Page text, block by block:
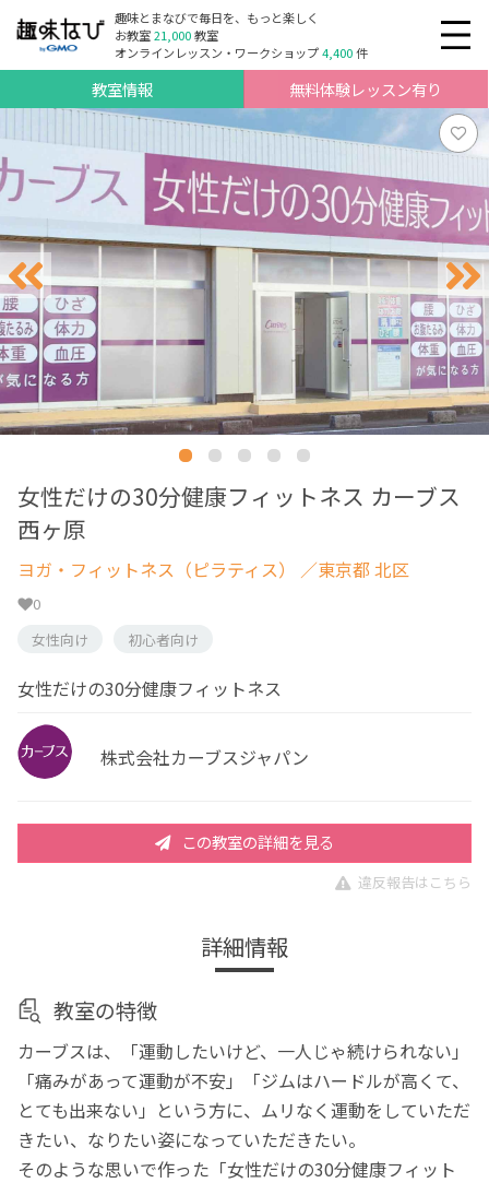
趣味とまなびで毎日を、もっと楽しく
お教室21,000教室
オンラインレッスン・ワークショップ4,400件
教室情報 無料体験レッスン有り
女性だけの30分健康フィットネス カーブス
西ヶ原
ヨガ・フィットネス（ピラティス） ／東京都 北区
0
女性向け
初心者向け
女性だけの30分健康フィットネス
株式会社カーブスジャパン
この教室の詳細を見る
違反報告はこちら
詳細情報
教室の特徴
カーブスは、「運動したいけど、一人じゃ続けられない」
「痛みがあって運動が不安」「ジムはハードルが高くて、
とても出来ない」という方に、ムリなく運動をしていただ
きたい、なりたい姿になっていただきたい。
そのような思いで作った「女性だけの30分健康フィット